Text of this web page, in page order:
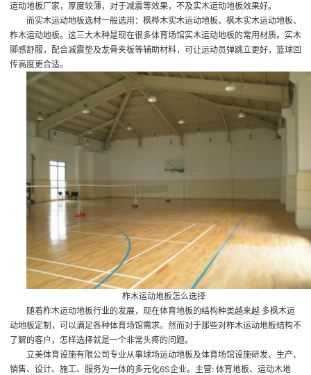
运动地板厂家 ，厚度较薄，对于减震等效果，不及实木运动地板效果好。
而实木运动地板选材一般选用：枫桦木实木运动地板、枫木实木运动地板、
柞木运动地板。这三大木种是现在很多体育场馆实木运动地板的常用材质。实木
脚感舒服，配合减震垫及龙骨夹板等辅助材料，可让运动员弹跳立更好，篮球回
传高度更合适。
柞木运动地板怎么选择
随着柞木运动地板行业的发展，现在体育地板的结构种类越来越 多枫木运
动地板定制 ，可以满足各种体育场馆需求。然而对于那些对柞木运动地板结构不
了解的客户，怎样选择就是一个非常头疼的问题。
立美体育设施有限公司专业从事球场运动地板及体育场馆设施研发、生产、
销售、设计、施工、服务为一体的多元化6S企业。主营: 体育地板、运动木地